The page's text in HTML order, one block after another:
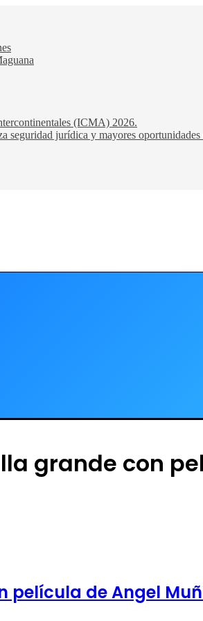
(ICMA) 2026.
seguridad jurídica y mayores
grande con
película de Angel